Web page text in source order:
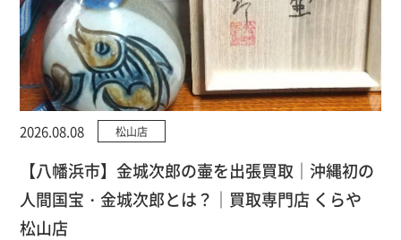
2026.08.08 松山店
【八幡浜市】金城次郎の壷を出張買取｜沖縄初の
人間国宝・金城次郎とは？｜買取専門店 くらや
松山店